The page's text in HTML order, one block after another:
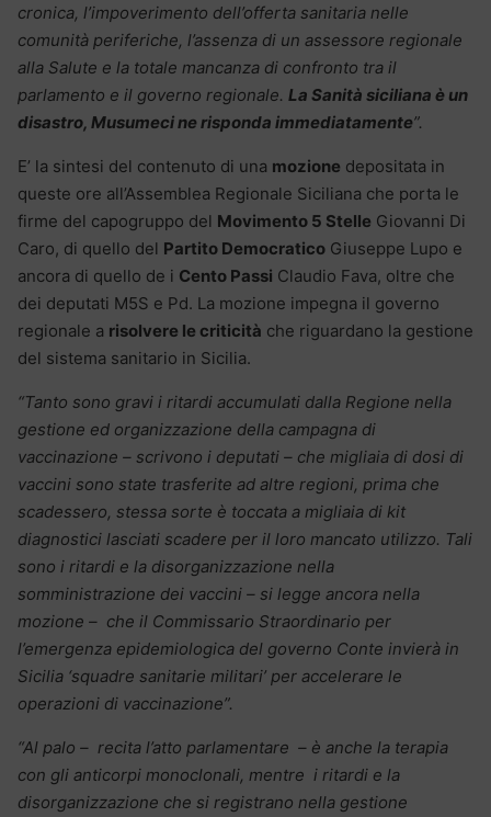
cronica, l’impoverimento dell’offerta sanitaria nelle
comunità periferiche, l’assenza di un assessore regionale
alla Salute e la totale mancanza di confronto tra il
parlamento e il governo regionale. La Sanità siciliana è un
disastro, Musumeci ne risponda immediatamente”.
E’ la sintesi del contenuto di una mozione depositata in
queste ore all’Assemblea Regionale Siciliana che porta le
firme del capogruppo del Movimento 5 Stelle Giovanni Di
Caro, di quello del Partito Democratico Giuseppe Lupo e
ancora di quello de i Cento Passi Claudio Fava, oltre che
dei deputati M5S e Pd. La mozione impegna il governo
regionale a risolvere le criticità che riguardano la gestione
del sistema sanitario in Sicilia.
“Tanto sono gravi i ritardi accumulati dalla Regione nella
gestione ed organizzazione della campagna di
vaccinazione – scrivono i deputati – che migliaia di dosi di
vaccini sono state trasferite ad altre regioni, prima che
scadessero, stessa sorte è toccata a migliaia di kit
diagnostici lasciati scadere per il loro mancato utilizzo. Tali
sono i ritardi e la disorganizzazione nella
somministrazione dei vaccini – si legge ancora nella
mozione – che il Commissario Straordinario per
l’emergenza epidemiologica del governo Conte invierà in
Sicilia ‘squadre sanitarie militari’ per accelerare le
operazioni di vaccinazione”.
“Al palo – recita l’atto parlamentare – è anche la terapia
con gli anticorpi monoclonali, mentre i ritardi e la
disorganizzazione che si registrano nella gestione